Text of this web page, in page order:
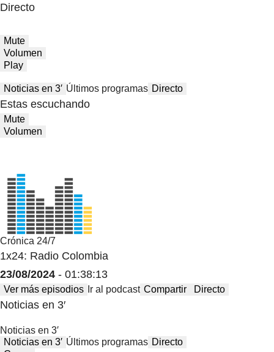
Directo
Mute
Volumen
Play
Noticias en 3′ Últimos programas Directo
Estas escuchando
Mute
Volumen
Crónica 24/7
1x24: Radio Colombia
23/08/2024 - 01:38:13
Ver más episodios Ir al podcast Compartir Directo
Noticias en 3′
Noticias en 3′
Noticias en 3′ Últimos programas Directo